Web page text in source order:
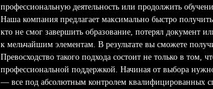
профессиональную деятельность или продолжить
Наша компания предлагает максимально быстро
кто не смог завершить образование, потерял документ
к мельчайшим элементам. В результате вы сможете
Превосходство такого подхода состоит не только в
профессиональной поддержкой. Начиная от выбора
— все под абсолютным контролем квалифицированных